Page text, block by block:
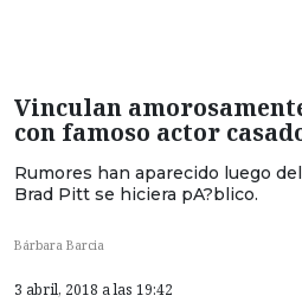
Vinculan
con famoso actor
Rumores han aparecido luego
Brad Pitt se hiciera pA?blico.
Bárbara Barcia
3 abril, 2018 a las 19:42